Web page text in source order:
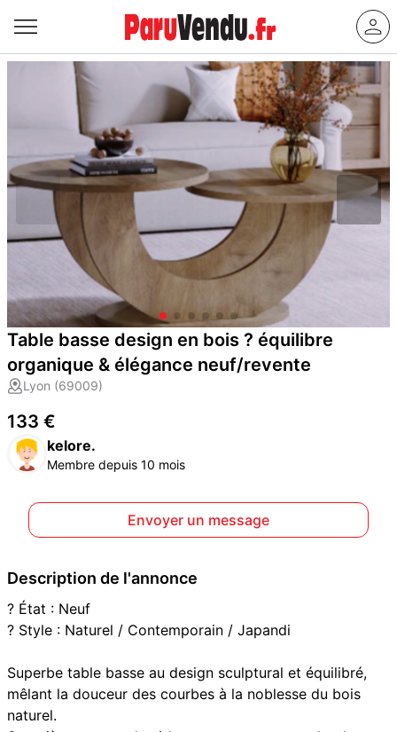
Table basse design en bois ? équilibre
organique & élégance neuf/revente
Lyon (69009)
133 €
kelore.
Membre depuis 10 mois
Envoyer un message
Description de l'annonce
? État : Neuf
? Style : Naturel / Contemporain / Japandi
Superbe table basse au design sculptural et équilibré,
mêlant la douceur des courbes à la noblesse du bois
naturel.